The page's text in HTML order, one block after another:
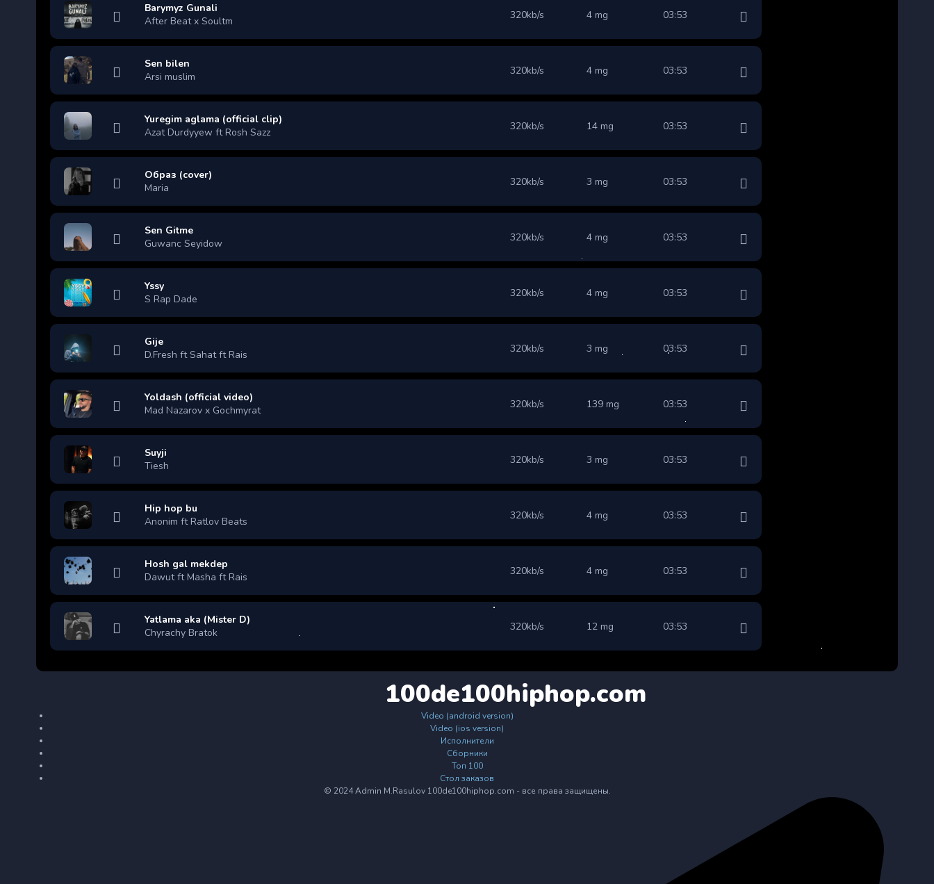
Barymyz Gunali
After Beat x Soultm
320kb/s 4 mg 03:53
Sen bilen
Arsi muslim
320kb/s 4 mg 03:53
Yuregim aglama (official clip)
Azat Durdyyew ft Rosh Sazz
320kb/s 14 mg 03:53
Образ (cover)
Maria
320kb/s 3 mg 03:53
Sen Gitme
Guwanc Seyidow
320kb/s 4 mg 03:53
Yssy
S Rap Dade
320kb/s 4 mg 03:53
Gije
D.Fresh ft Sahat ft Rais
320kb/s 3 mg 03:53
Yoldash (official video)
Mad Nazarov x Gochmyrat
320kb/s 139 mg 03:53
Suyji
Tiesh
320kb/s 3 mg 03:53
Hip hop bu
Anonim ft Ratlov Beats
320kb/s 4 mg 03:53
Hosh gal mekdep
Dawut ft Masha ft Rais
320kb/s 4 mg 03:53
Yatlama aka (Mister D)
Chyrachy Bratok
320kb/s 12 mg 03:53
100de100hiphop.com
Video (android version)
Video (ios version)
Исполнители
Сборники
Топ 100
Стол заказов
© 2024 Admin M.Rasulov 100de100hiphop.com - все права защищены.